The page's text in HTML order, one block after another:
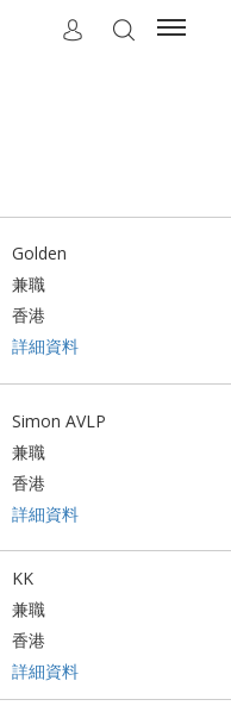
Golden
兼職
香港
詳細資料
Simon AVLP
兼職
香港
詳細資料
KK
兼職
香港
詳細資料